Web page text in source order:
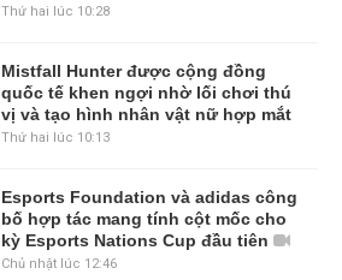
Thứ hai lúc 10:28
Mistfall Hunter được cộng đồng
quốc tế khen ngợi nhờ lối chơi thú
vị và tạo hình nhân vật nữ hợp mắt
Thứ hai lúc 10:13
Esports Foundation và adidas công
bố hợp tác mang tính cột mốc cho
kỳ Esports Nations Cup đầu tiên
Chủ nhật lúc 12:46